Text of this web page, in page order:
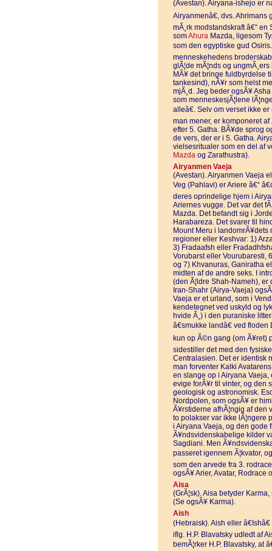
(Avestan). Airyana-ishejo er
Airyanmenâ€, dvs.
mÃ¸rk modstandskraft â€“
somAhura Mazda, ligesom
som den egyptiske gud
menneskehedens
glÃ¦de mÃ¦nds og
MÃ¥ det bringe fuldbyrdelse
tankesind), nÃ¥r som helst
mjÃ¸d. Jeg beder ogsÃ¥
som menneskesjÃ¦lene
alleâ€. Selv om verset ikke
man mener, er komponeret
efter 5. Gatha. BÃ¥de sprog
de vers, der er i 5. Gatha.
vielsesritualer som en del af
Mazda og Zarathustra).
Airyanmen Vaeja
(Avestan). Airyanmen Vaeja
Veg (Pahlavi) er Ariere â€“
deres oprindelige hjem i
Ariernes vugge. Det var det
Mazda. Det befandt sig i
Harabareza. Det svarer til
Mount Meru i
regioner eller Keshvar: 1)
3) Fradaafsh eller
Vorubarst eller Vourubaresti,
og 7) Khvanuras, Ganiratha
midten af de andre seks. I
(den Ã¦ldre Shah-Nameh),
Iran-Shahr (Airya-Vaeja)
Vaeja er et urland, som i
kendetegnet ved uskyld og
hvide Ã¸) i den puraniske
â€smukke landâ€ ved
kun op Ã©n gang (om Ã¥ret)
sidestiller det med den
Centralasien. Det er identisk
man forventer Kalki
en slange op i Airyana
evige forÃ¥r til vinter, og den
geologisk og astronomisk.
Nordpolen, som ogsÃ¥ er
Ã¥rstiderne afhÃ¦ngig af den
to polakser var ikke lÃ¦ngere
i Airyana Vaeja, og den gode
Ã¥ndsvidenskabelige kilder
Sagdiani. Men
passeret igennem Ã¦kvator,
som den arvede fra 3.
ogsÃ¥ Arier, Avatar, Rodrace
Aisa
(GrÃ¦sk). Aisa betyder
(Se ogsÃ¥ Karma).
Aish
(Hebraisk). Aish eller
iflg. H.P. Blavatsky udledt af
bemÃ¦rker H.P. Blavatsky, at